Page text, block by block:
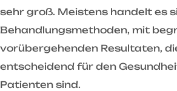
sehr groß. Meistens handelt es
Behandlungsmethoden, mit
vorübergehenden Resultaten,
entscheidend für den
Patienten sind.